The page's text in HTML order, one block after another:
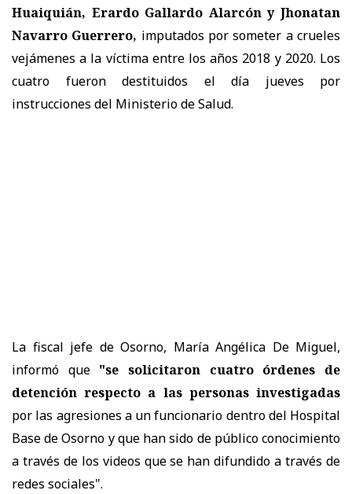
Huaiquián, Erardo Gallardo Alarcón y Jhonatan
Navarro Guerrero, imputados por someter a crueles
vejámenes a la víctima entre los años 2018 y 2020. Los
cuatro fueron destituidos el día jueves por
instrucciones del Ministerio de Salud.
La fiscal jefe de Osorno, María Angélica De Miguel,
informó que "se solicitaron cuatro órdenes de
detención respecto a las personas investigadas
por las agresiones a un funcionario dentro del Hospital
Base de Osorno y que han sido de público conocimiento
a través de los videos que se han difundido a través de
redes sociales".